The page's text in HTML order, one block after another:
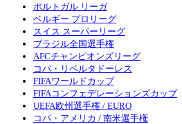
ポルトガル リーガ
ベルギー プロリーグ
スイス スーパーリーグ
ブラジル全国選手権
AFCチャンピオンズリーグ
コパ・リベルタドーレス
FIFAワールドカップ
FIFAコンフェデレーションズカップ
UEFA欧州選手権 / EURO
コパ・アメリカ / 南米選手権